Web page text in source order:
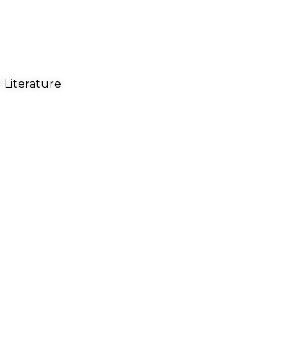
Literature